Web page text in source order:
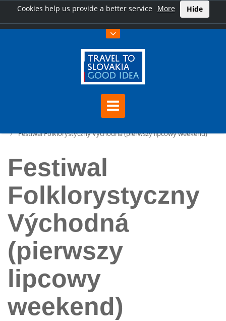
Cookies help us provide a better service More Hide
Festiwal Folklorystyczny Východná (pierwszy lipcowy weekend)
Festiwal
Folklorystyczny
Východná
(pierwszy
lipcowy
weekend)